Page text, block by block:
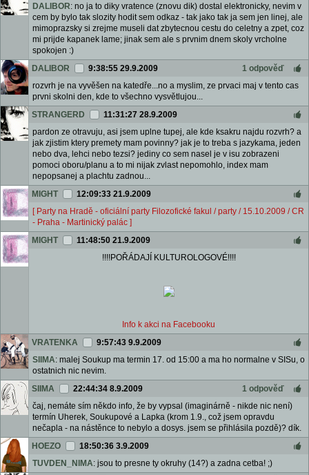
DALIBOR: no ja to diky vratence (znovu dik) dostal elektronicky, nevim v
cem by bylo tak slozity hodit sem odkaz - tak jako tak ja sem jen linej, ale
mimoprazsky si zrejme museli dat zbytecnou cestu do celetny a zpet, coz
mi prijde kapanek lame; jinak sem ale s prvnim dnem skoly vrcholne
spokojen :)
DALIBOR
9:38:55 29.9.2009
1 odpověď
rozvrh je na vyvěšen na katedře...no a myslim, ze prvaci maj v tento cas
prvni skolni den, kde to všechno vysvětlujou...
STRANGERD
11:31:27 28.9.2009
pardon ze otravuju, asi jsem uplne tupej, ale kde ksakru najdu rozvrh? a
jak zjistim ktery premety mam povinny? jak je to treba s jazykama, jeden
nebo dva, lehci nebo tezsi? jediny co sem nasel je v isu zobrazeni
pomoci oboru/planu a to mi nijak zvlast nepomohlo, index mam
nepopsanej a plachtu zadnou...
MIGHT
12:09:33 21.9.2009
[ Party na Hradě - oficiální party Filozofické fakul / party / 15.10.2009 / CR
- Praha - Martinický palác ]
MIGHT
11:48:50 21.9.2009
!!!!POŘÁDAJÍ KULTUROLOGOVÉ!!!!
Info k akci na Facebooku
VRATENKA
9:57:43 9.9.2009
SIIMA: malej Soukup ma termin 17. od 15:00 a ma ho normalne v SISu, o
ostatnich nic nevim.
SIIMA
22:44:34 8.9.2009
1 odpověď
čaj, nemáte sím někdo info, že by vypsal (imaginárně - nikde nic není)
termín Uherek, Soukupové a Lapka (krom 1.9., což jsem opravdu
nečapla - na nástěnce to nebylo a dosys. jsem se přihlásila pozdě)? dík.
HOEZO
18:50:36 3.9.2009
TUVDEN_NIMA: jsou to presne ty okruhy (14?) a zadna cetba! ;)